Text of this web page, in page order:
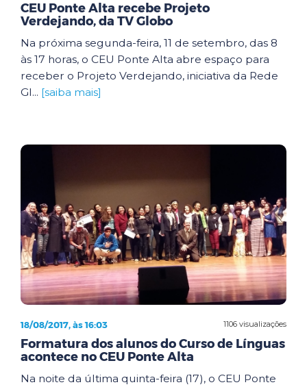
CEU Ponte Alta recebe Projeto
Verdejando, da TV Globo
Na próxima segunda-feira, 11 de setembro, das 8
às 17 horas, o CEU Ponte Alta abre espaço para
receber o Projeto Verdejando, iniciativa da Rede
Gl... [saiba mais]
1106 visualizações
18/08/2017, às 16:03
Formatura dos alunos do Curso de Línguas
acontece no CEU Ponte Alta
Na noite da última quinta-feira (17), o CEU Ponte